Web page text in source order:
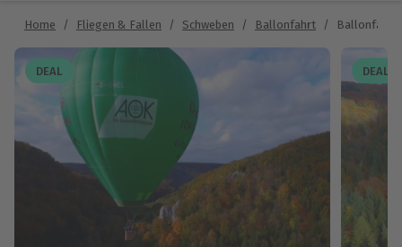
Home / Fliegen & Fallen / Schweben / Ballonfahrt /
DEAL DEAL